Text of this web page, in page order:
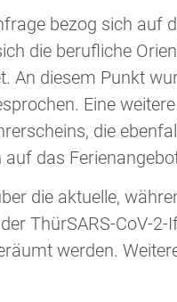
bezog sich auf
die berufliche
An diesem Punkt
Eine
die
das
die aktuelle,
ThürSARS-CoV-
werden.